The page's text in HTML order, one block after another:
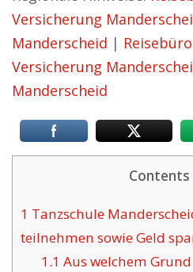
Versicherung
Manderscheid |
Versicherung
Manderscheid
Contents
1 Tanzschule
teilnehmen sowie Geld
1.1 Aus welchem